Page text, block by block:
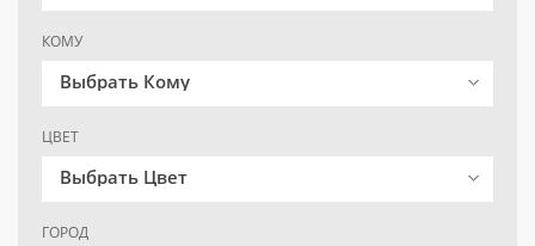
КОМУ
Выбрать Кому
ЦВЕТ
Выбрать Цвет
ГОРОД